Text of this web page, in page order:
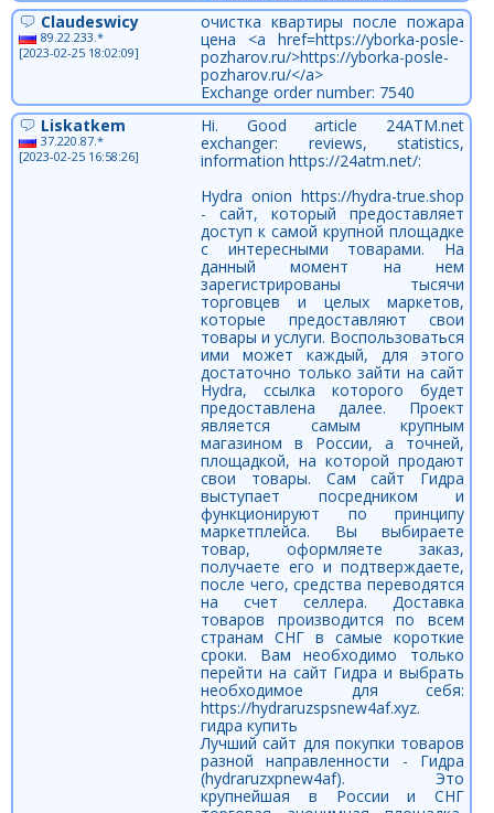
Claudeswicy
89.22.233.*
[2023-02-25 18:02:09]
очистка квартиры после пожара
цена <a href=https://yborka-posle-
pozharov.ru/>https://yborka-posle-
pozharov.ru/</a>
Exchange order number: 7540
Liskatkem
37.220.87.*
[2023-02-25 16:58:26]
Hi. Good article 24ATM.net
exchanger: reviews, statistics,
information https://24atm.net/:
Hydra onion https://hydra-true.shop
- сайт, который предоставляет
доступ к самой крупной площадке
с интересными товарами. На
данный момент на нем
зарегистрированы тысячи
торговцев и целых маркетов,
которые предоставляют свои
товары и услуги. Воспользоваться
ими может каждый, для этого
достаточно только зайти на сайт
Hydra, ссылка которого будет
предоставлена далее. Проект
является самым крупным
магазином в России, а точней,
площадкой, на которой продают
свои товары. Сам сайт Гидра
выступает посредником и
функционируют по принципу
маркетплейса. Вы выбираете
товар, оформляете заказ,
получаете его и подтверждаете,
после чего, средства переводятся
на счет селлера. Доставка
товаров производится по всем
странам СНГ в самые короткие
сроки. Вам необходимо только
перейти на сайт Гидра и выбрать
необходимое для себя:
https://hydraruzspsnew4af.xyz.
гидра купить
Лучший сайт для покупки товаров
разной направленности - Гидра
(hydraruzxpnew4af). Это
крупнейшая в России и СНГ